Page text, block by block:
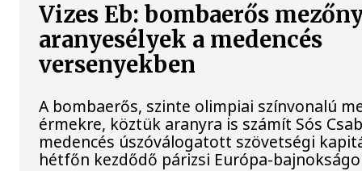
Vizes Eb: bombaerős
aranyesélyek a medencés
versenyekben
A bombaerős, szinte olimpiai színvonalú
érmekre, köztük aranyra is számít Sós
medencés úszóválogatott szövetségi
hétfőn kezdődő párizsi Európa-